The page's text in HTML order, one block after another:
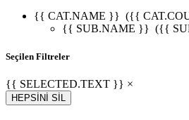
{{ CAT.NAME }} ({{
{{ SUB.NAME }} ({{
Seçilen Filtreler
{{ SELECTED.TEXT }} ×
HEPSİNİ SİL